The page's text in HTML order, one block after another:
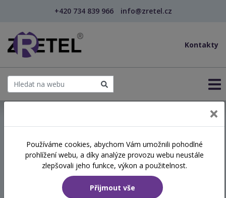
+420 734 839 966 info@zretel.cz
Kontakty
Poruchy řeči u seniorů –
terapie a praxe
Používáme cookies, abychom Vám umožnili pohodlné
prohlížení webu, a díky analýze provozu webu neustále
zlepšovali jeho funkce, výkon a použitelnost.
Přijmout vše